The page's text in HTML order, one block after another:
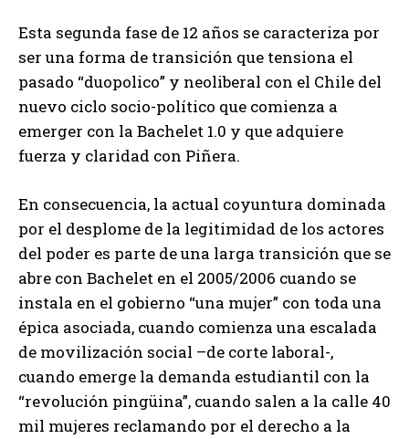
Esta segunda fase de 12 años se caracteriza por
ser una forma de transición que tensiona el
pasado “duopolico” y neoliberal con el Chile del
nuevo ciclo socio-político que comienza a
emerger con la Bachelet 1.0 y que adquiere
fuerza y claridad con Piñera.
En consecuencia, la actual coyuntura dominada
por el desplome de la legitimidad de los actores
del poder es parte de una larga transición que se
abre con Bachelet en el 2005/2006 cuando se
instala en el gobierno “una mujer” con toda una
épica asociada, cuando comienza una escalada
de movilización social –de corte laboral-,
cuando emerge la demanda estudiantil con la
“revolución pingüina”, cuando salen a la calle 40
mil mujeres reclamando por el derecho a la